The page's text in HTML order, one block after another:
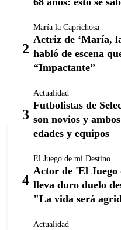
María la Caprichosa
Actriz de ‘María,
habló de escena
“Impactante”
Actualidad
Futbolistas de
son novios y
edades y equipos
El Juego de mi Destino
Actor de 'El Juego
lleva duro duelo
"La vida será
Actualidad